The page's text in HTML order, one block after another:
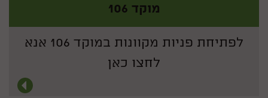
מוקד 106
לפתיחת פניות מקוונות במוקד 106 אנא
לחצו כאן
קראו